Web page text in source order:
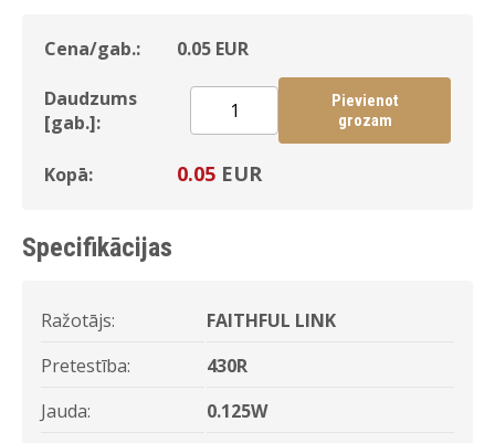
Cena/gab.: 0.05 EUR
Daudzums
[gab.]:
Pievienot
grozam
Kopā: 0.05 EUR
Specifikācijas
Ražotājs:
FAITHFUL LINK
Pretestība:
430R
Jauda:
0.125W